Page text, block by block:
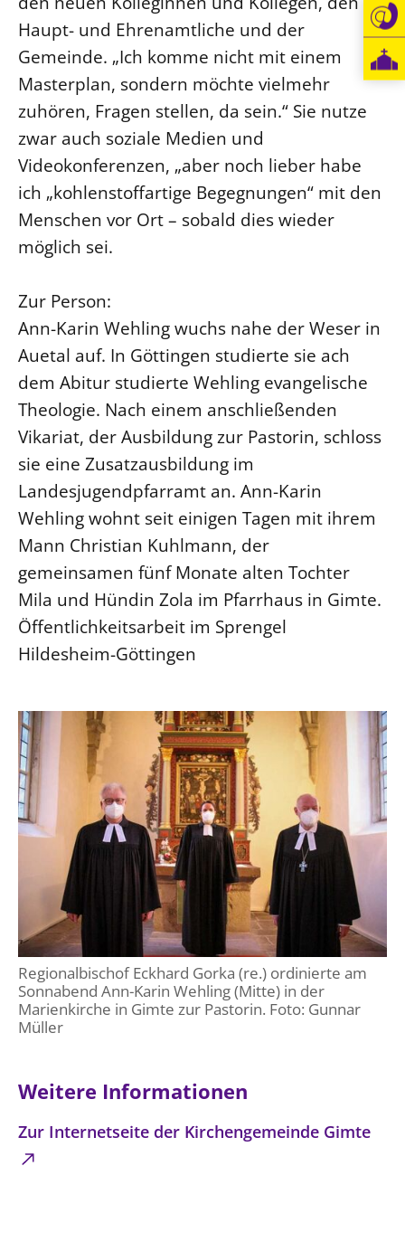
Haupt- und Ehrenamtliche und der
Gemeinde. „Ich komme nicht mit einem
Masterplan, sondern möchte vielmehr
zuhören, Fragen stellen, da sein.“ Sie nutze
zwar auch soziale Medien und
Videokonferenzen, „aber noch lieber habe
ich „kohlenstoffartige Begegnungen“ mit den
Menschen vor Ort – sobald dies wieder
möglich sei.
Zur Person:
Ann-Karin Wehling wuchs nahe der Weser in
Auetal auf. In Göttingen studierte sie ach
dem Abitur studierte Wehling evangelische
Theologie. Nach einem anschließenden
Vikariat, der Ausbildung zur Pastorin, schloss
sie eine Zusatzausbildung im
Landesjugendpfarramt an. Ann-Karin
Wehling wohnt seit einigen Tagen mit ihrem
Mann Christian Kuhlmann, der
gemeinsamen fünf Monate alten Tochter
Mila und Hündin Zola im Pfarrhaus in Gimte.
Öffentlichkeitsarbeit im Sprengel
Hildesheim-Göttingen
Regionalbischof Eckhard Gorka (re.) ordinierte am
Sonnabend Ann-Karin Wehling (Mitte) in der
Marienkirche in Gimte zur Pastorin. Foto: Gunnar
Müller
Weitere Informationen
Zur Internetseite der Kirchengemeinde Gimte